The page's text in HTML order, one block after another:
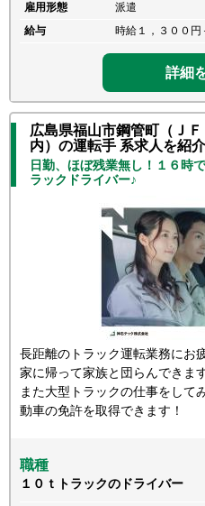
雇用形態
派遣
給与
時給１，３００円
詳細
広島県福山市鋼管町（Ｊ
内）の運転手 系求人を紹
日勤、ほぼ残業無し！１６時
ラックドライバー♪
長距離のトラック運転業務にお
家に帰って家族と団らんできま
また大型トラックの仕事をして
動車の免許を取得できます！
職種
１０ｔトラックのドライバー